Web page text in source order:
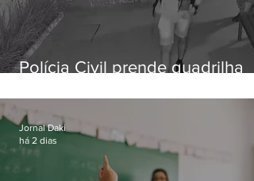
Polícia Civil prende quadrilha
residências de luxo no Rio
Jornal Daki
há 2 dias